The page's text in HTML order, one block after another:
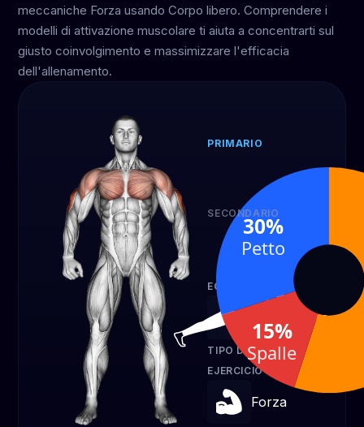
meccaniche Forza usando Corpo libero. Comprendere i
modelli di attivazione muscolare ti aiuta a concentrarti sul
giusto coinvolgimento e massimizzare l'efficacia
dell'allenamento.
PRIMARIO
55%
SECONDARIO
Spalle
15%
30%
EQUIPO
Corpo libero
TIPO DE
EJERCICIO
Forza
15%
Spalle
30%
Petto